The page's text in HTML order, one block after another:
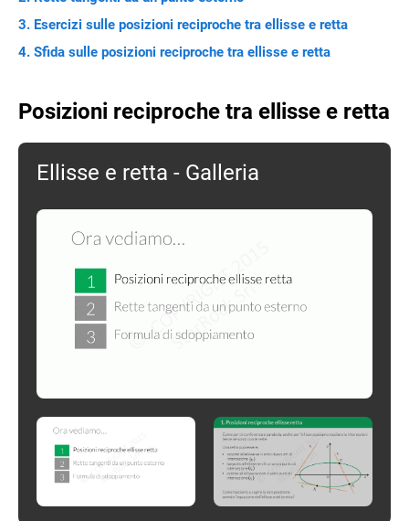
Esercizi sulle posizioni reciproche tra ellisse e retta
Sfida sulle posizioni reciproche tra ellisse e retta
Posizioni reciproche tra ellisse e retta
Ellisse e retta - Galleria